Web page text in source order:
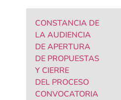
CONSTANCIA DE
LA AUDIENCIA
DE APERTURA
DE PROPUESTAS
Y CIERRE
DEL PROCESO
CONVOCATORIA